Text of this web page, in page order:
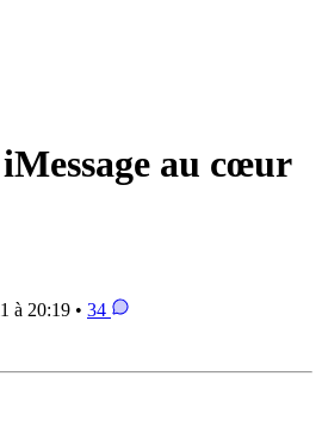
au cœur
à 20:19 • 34